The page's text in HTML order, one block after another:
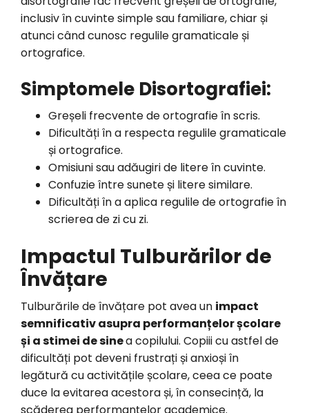
inclusiv în cuvinte simple sau familiare, chiar și
atunci când cunosc regulile gramaticale și
ortografice.
Simptomele Disortografiei:
Greșeli frecvente de ortografie în scris.
Dificultăți în a respecta regulile gramaticale
și ortografice.
Omisiuni sau adăugiri de litere în cuvinte.
Confuzie între sunete și litere similare.
Dificultăți în a aplica regulile de ortografie în
scrierea de zi cu zi.
Impactul Tulburărilor de
Învățare
Tulburările de învățare pot avea un impact
semnificativ asupra performanțelor școlare
și a stimei de sinea copilului. Copiii cu astfel de
dificultăți pot deveni frustrați și anxioși în
legătură cu activitățile școlare, ceea ce poate
duce la evitarea acestora și, în consecință, la